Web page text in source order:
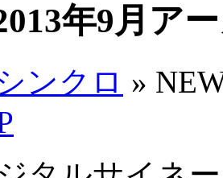
年9月ア
ンクロ »